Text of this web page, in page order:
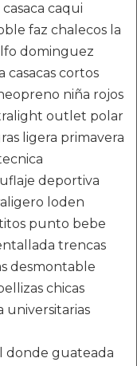
caqui
faz chalecos la
dominguez
cortos
niña rojos
outlet polar
ligera primavera
deportiva
loden
punto bebe
trencas
desmontable
chicas
donde guateada